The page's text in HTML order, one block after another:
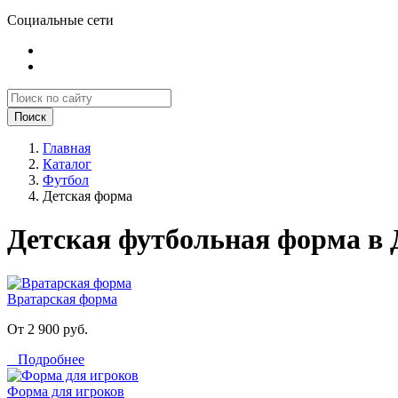
Социальные сети
Поиск
Главная
Каталог
Футбол
Детская форма
Детская футбольная форма в
Вратарская форма
От 2 900 руб.
Подробнее
Форма для игроков